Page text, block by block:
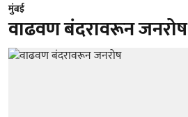
मुंबई
वाढवण बंदरावरून जनरोष